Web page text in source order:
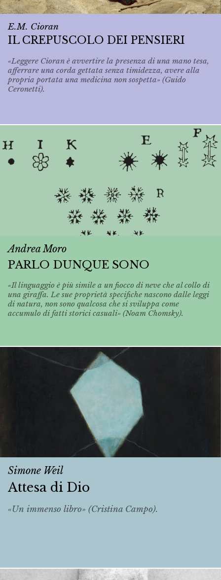
E.M. Cioran
IL CREPUSCOLO DEI PENSIERI
«Leggere Cioran è avvertire la presenza di una mano tesa,
afferrare una corda gettata senza timidezza, avere alla
propria portata una medicina non sospetta» (Guido
Ceronetti).
Andrea Moro
PARLO DUNQUE SONO
«Il linguaggio è più simile a un fiocco di neve che al collo di
una giraffa. Le sue proprietà specifiche nascono dalle leggi
di natura, non sono qualcosa che si sviluppa come
accumulo di fatti storici casuali» (Noam Chomsky).
Simone Weil
Attesa di Dio
«Un immenso libro» (Cristina Campo).